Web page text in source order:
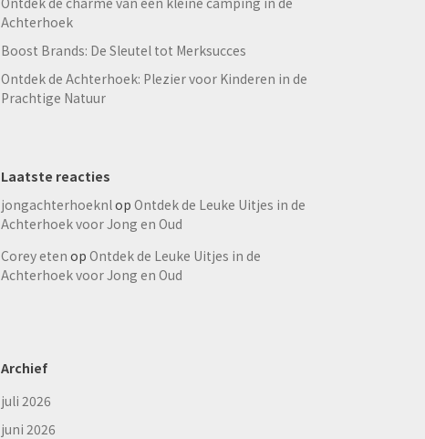
Achterhoek
Boost Brands: De Sleutel tot Merksucces
Ontdek de Achterhoek: Plezier voor Kinderen in de
Prachtige Natuur
Laatste reacties
jongachterhoeknlop Ontdek de Leuke Uitjes in de
Achterhoek voor Jong en Oud
Corey eten op Ontdek de Leuke Uitjes in de
Achterhoek voor Jong en Oud
Archief
juli 2026
juni 2026